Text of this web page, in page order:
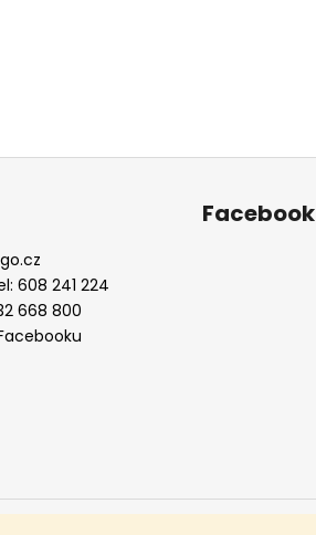
608 241 224
668 800
Facebook